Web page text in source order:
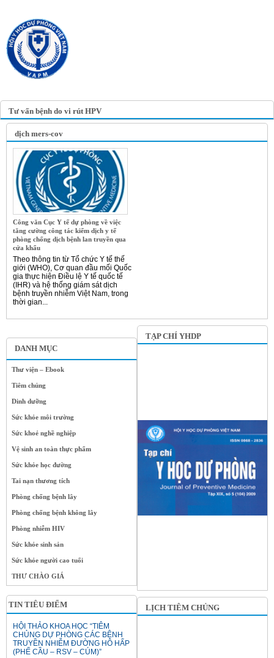
Tư vấn bệnh do vi rút HPV
DANH MỤC
Thư viện – Ebook
Tiêm chủng
Dinh dưỡng
Sức khỏe môi trường
Sức khoẻ nghề nghiệp
Vệ sinh an toàn thực phẩm
Sức khỏe học đường
Tai nạn thương tích
Phòng chống bệnh lây
Phòng chống bệnh không lây
Phòng nhiễm HIV
Sức khỏe sinh sản
Sức khỏe người cao tuổi
THƯ CHÀO GIÁ
TIN TIÊU ĐIỂM
HỘI THẢO KHOA HỌC “TIÊM
CHỦNG DỰ PHÒNG CÁC BỆNH
TRUYỀN NHIỄM ĐƯỜNG HÔ HẤP
(PHẾ CẦU – RSV – CÚM)”
dịch mers-cov
Công văn Cục Y tế dự phòng về việc
tăng cường công tác kiểm dịch y tế
phòng chống dịch bệnh lan truyền qua
cửa khẩu
Theo thông tin từ Tổ chức Y tế thế
giới (WHO), Cơ quan đầu mối Quốc
gia thực hiện Điều lệ Y tế quốc tế
(IHR) và hệ thống giám sát dịch
bệnh truyền nhiễm Việt Nam, trong
thời gian...
TẠP CHÍ YHDP
LỊCH TIÊM CHỦNG